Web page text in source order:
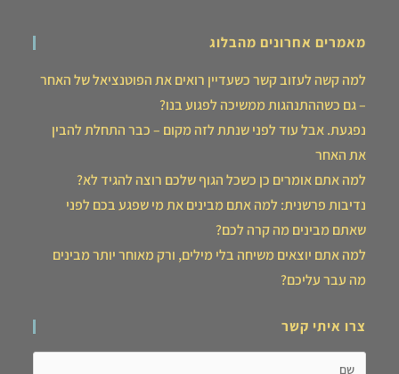
מאמרים אחרונים מהבלוג
למה קשה לעזוב קשר כשעדיין רואים את הפוטנציאל של האחר
– גם כשההתנהגות ממשיכה לפגוע בנו?
נפגעת. אבל עוד לפני שנתת לזה מקום – כבר התחלת להבין
את האחר
למה אתם אומרים כן כשכל הגוף שלכם רוצה להגיד לא?
נדיבות פרשנית: למה אתם מבינים את מי שפגע בכם לפני
שאתם מבינים מה קרה לכם?
למה אתם יוצאים משיחה בלי מילים, ורק מאוחר יותר מבינים
מה עבר עליכם?
צרו איתי קשר